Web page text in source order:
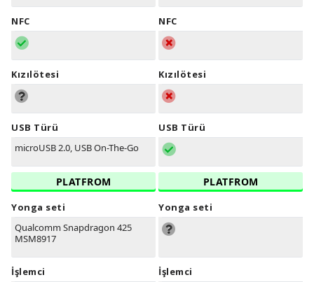
NFC
Kızılötesi
USB Türü
microUSB 2.0, USB On-The-Go
PLATFROM
Yonga seti
Qualcomm Snapdragon 425
MSM8917
İşlemci
NFC
Kızılötesi
USB Türü
PLATFROM
Yonga seti
İşlemci